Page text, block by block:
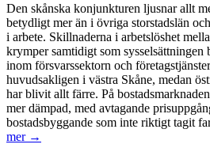
Den skånska konjunkturen ljusnar allt
betydligt mer än i övriga storstadslän
i arbete. Skillnaderna i arbetslöshet
krymper samtidigt som
inom försvarssektorn och
huvudsakligen i västra Skåne, medan
har blivit allt färre. På
mer dämpad, med avtagande
bostadsbyggande som inte riktigt tagit
mer →